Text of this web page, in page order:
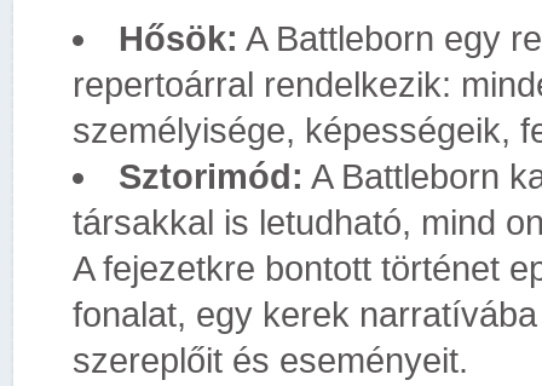
Hősök: A Battleborn egy
repertoárral rendelkezik:
személyisége, képességeik,
Sztorimód: A Battleborn
társakkal is letudható, mind
A fejezetkre bontott történet
fonalat, egy kerek
szereplőit és eseményeit.